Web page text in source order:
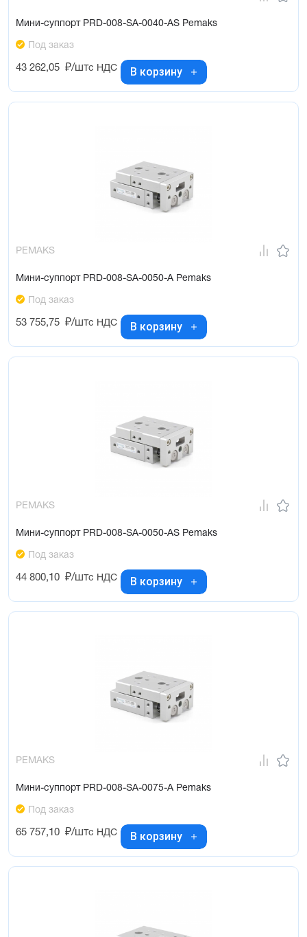
Мини-суппорт PRD-008-SA-0040-AS Pemaks
Под заказ
43 262,05 ₽/штс НДС В корзину
PEMAKS
Мини-суппорт PRD-008-SA-0050-A Pemaks
Под заказ
53 755,75 ₽/штс НДС В корзину
PEMAKS
Мини-суппорт PRD-008-SA-0050-AS Pemaks
Под заказ
44 800,10 ₽/штс НДС В корзину
PEMAKS
Мини-суппорт PRD-008-SA-0075-A Pemaks
Под заказ
65 757,10 ₽/штс НДС В корзину